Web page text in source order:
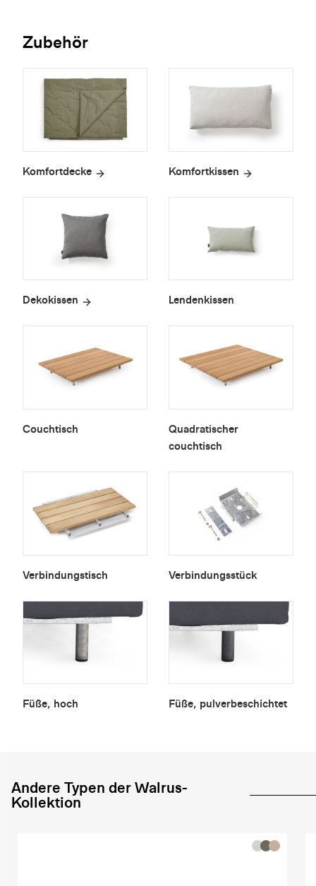
Zubehör
Komfortdecke Komfortkissen
Dekokissen Lendenkissen
Couchtisch
Quadratischer
couchtisch
Verbindungstisch Verbindungsstück
Füße, hoch Füße, pulverbeschichtet
Andere Typen der Walrus-
Kollektion